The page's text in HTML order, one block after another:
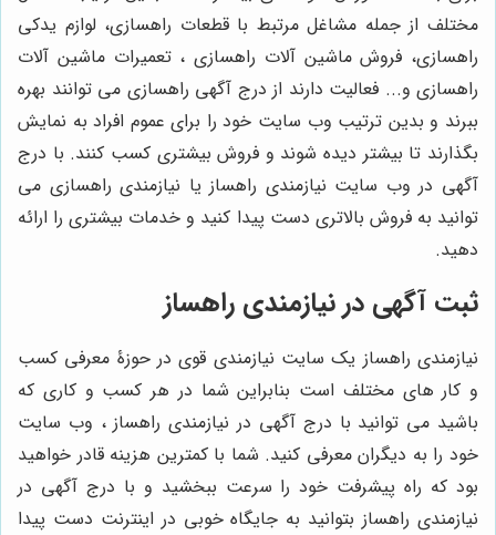
مختلف از جمله مشاغل مرتبط با قطعات راهسازی، لوازم یدکی
راهسازی، فروش ماشین آلات راهسازی ، تعمیرات ماشین آلات
راهسازی و... فعالیت دارند از درج آگهی راهسازی می توانند بهره
ببرند و بدین ترتیب وب سایت خود را برای عموم افراد به نمایش
بگذارند تا بیشتر دیده شوند و فروش بیشتری کسب کنند. با درج
آگهی در وب سایت نیازمندی راهساز یا نیازمندی راهسازی می
توانید به فروش بالاتری دست پیدا کنید و خدمات بیشتری را ارائه
دهید.
ثبت آگهی در نیازمندی راهساز
نیازمندی راهساز یک سایت نیازمندی قوی در حوزۀ معرفی کسب
و کار های مختلف است بنابراین شما در هر کسب و کاری که
باشید می توانید با درج آگهی در نیازمندی راهساز ، وب سایت
خود را به دیگران معرفی کنید. شما با کمترین هزینه قادر خواهید
بود که راه پیشرفت خود را سرعت ببخشید و با درج آگهی در
نیازمندی راهساز بتوانید به جایگاه خوبی در اینترنت دست پیدا